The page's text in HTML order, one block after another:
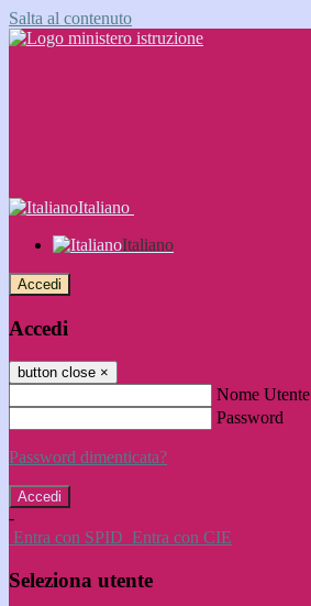
Salta al contenuto
Italiano
Italiano
Accedi
Accedi
button close ×
Nome Utente
Password
Password dimenticata?
-
Entra con SPID Entra con CIE
Seleziona utente